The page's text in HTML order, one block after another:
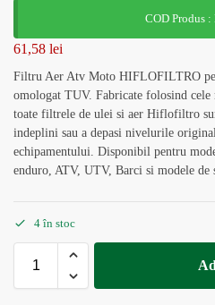
COD Produs :
61,58 lei
Filtru Aer Atv Moto HIFLOFILTRO
omologat TUV. Fabricate folosind cele
toate filtrele de ulei si aer Hiflofiltro
indeplini sau a depasi nivelurile
echipamentului. Disponibil pentru
enduro, ATV, UTV, Barci si modele de
4 în stoc